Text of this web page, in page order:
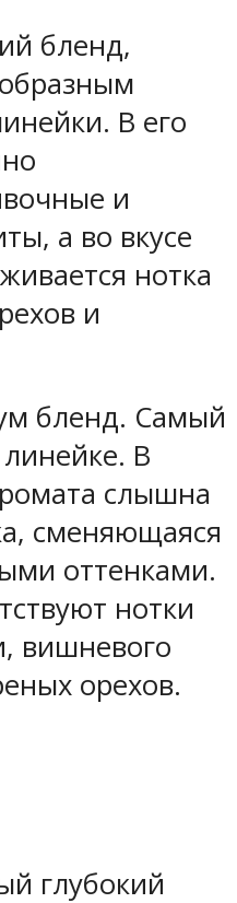
бленд,
В его
и
а во вкусе
нотка
и
бленд. Самый
В
слышна
сменяющаяся
оттенками.
нотки
вишневого
орехов.
глубокий